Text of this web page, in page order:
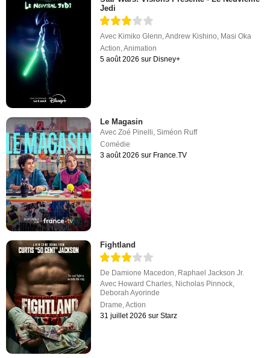
Jedi
Avec Kimiko Glenn,Andrew Kishino, Masi Oka
Action,Animation
5 août 2026 sur Disney+
Le Magasin
AvecZoé Pinelli,Siméon Ruff
Comédie
3 août 2026 sur France.TV
Fightland
De Damione Macedon Raphael Jackson Jr.
Avec Howard Charles Nicholas Pinnock
Deborah Ayorinde
Drame ,Action
31 juillet 2026 sur Starz